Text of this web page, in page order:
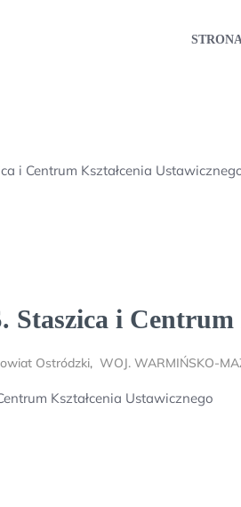
i Centrum Kształcenia
Staszica i
Ostródzki, WOJ. WARMIŃSKO-
Kształcenia Ustawicznego